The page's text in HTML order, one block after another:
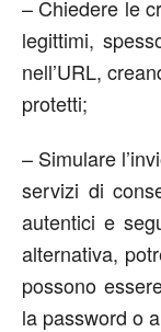
– Chiedere le
legittimi,
nell’URL,
protetti;
– Simulare
servizi di
autentici e
alternativa,
possono
la password o